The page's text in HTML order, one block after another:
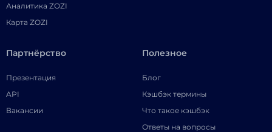
Аналитика ZOZI
Карта ZOZI
Партнёрство
Презентация
API
Вакансии
Полезное
Блог
Кэшбэк термины
Что такое кэшбэк
Ответы на вопросы